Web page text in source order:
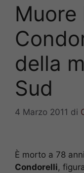
Muore
della
Sud
4 Marzo 2011 di
È morto a 78
Condorelli,